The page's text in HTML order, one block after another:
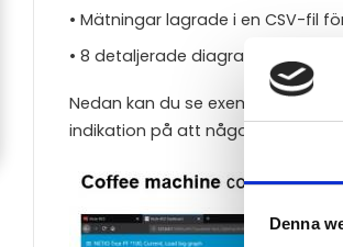
Denna
• Mätningar lagrade i en CSV-fil
• 8 detaljerade diagram för hela
Nedan kan du se exempel på
indikation på att något är fel i